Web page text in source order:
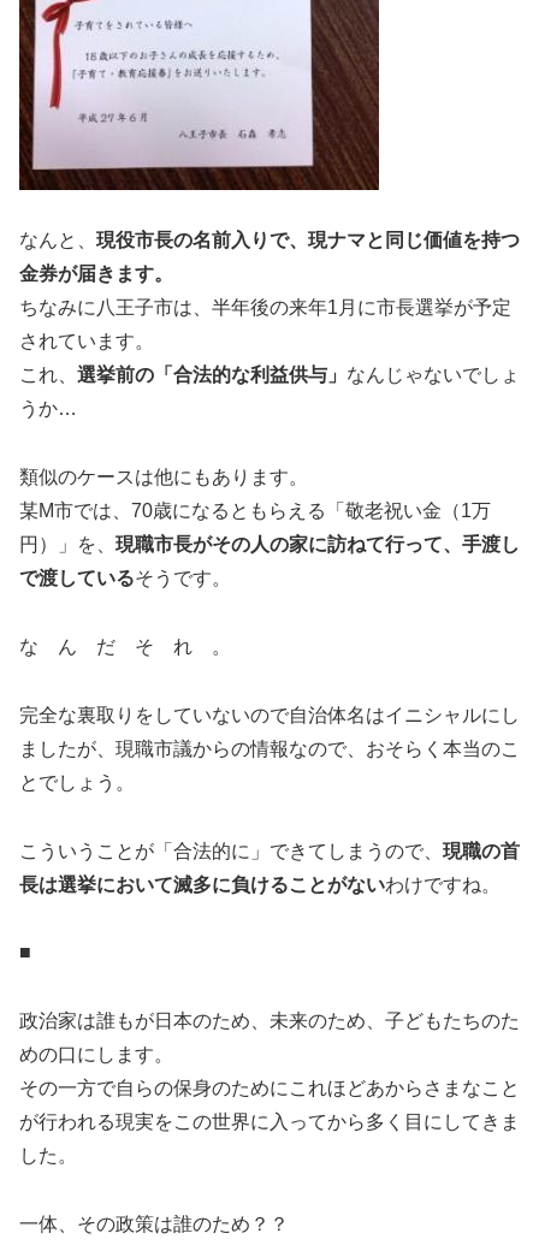
なんと、 現役市長の名前入りで、現ナマと同じ価値を持つ
金券が届きます。
ちなみに八王子市は、半年後の来年1月に市長選挙が予定
されています。
これ、 選挙前の「合法的な利益供与」 なんじゃないでしょ
うか…
類似のケースは他にもあります。
某M市では、70歳になるともらえる「敬老祝い金（1万
円）」を、 現職市長がその人の家に訪ねて行って、手渡し
で渡しているそうです。
な ん だ そ れ 。
完全な裏取りをしていないので自治体名はイニシャルにし
ましたが、現職市議からの情報なので、おそらく本当のこ
とでしょう。
こういうことが「合法的に」できてしまうので、 現職の首
長は選挙において滅多に負けることがないわけですね。
■
政治家は誰もが日本のため、未来のため、子どもたちのた
めの口にします。
その一方で自らの保身のためにこれほどあからさまなこと
が行われる現実をこの世界に入ってから多く目にしてきま
した。
一体、その政策は誰のため？？